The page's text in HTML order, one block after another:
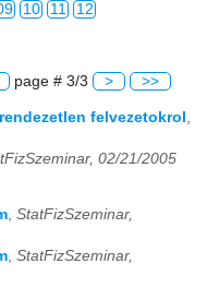
10 11 12
page # 3/3 > >>
felvezetokrol
02/21/2005
, StatFizSzeminar,
, StatFizSzeminar,